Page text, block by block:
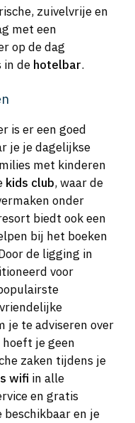
zuivelvrije en
met een
op de dag
in de hotelbar.
is er een goed
je je dagelijkse
met kinderen
kids club, waar de
onder
biedt ook een
bij het boeken
de ligging in
voor
je te adviseren over
je geen
zaken tijdens je
wifi in alle
en gratis
beschikbaar en je